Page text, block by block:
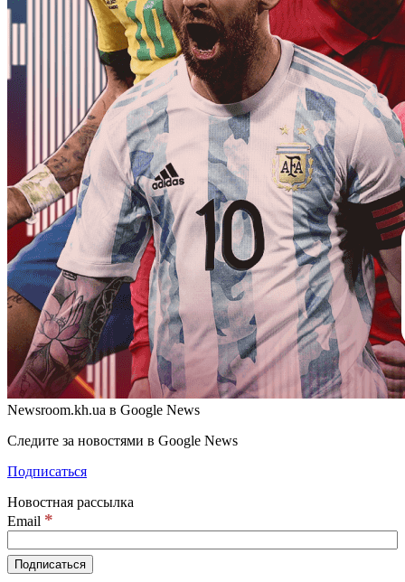
Newsroom.kh.ua в Google News
Следите за новостями в Google News
Подписаться
Новостная рассылка
Email *